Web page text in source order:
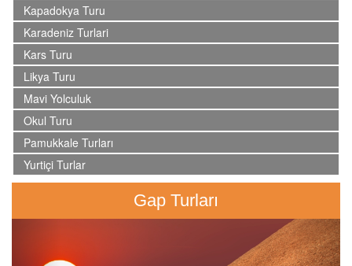
Kapadokya Turu
Karadeniz Turlari
Kars Turu
Likya Turu
Mavi Yolculuk
Okul Turu
Pamukkale Turları
Yurtiçi Turlar
Gap Turları
Next